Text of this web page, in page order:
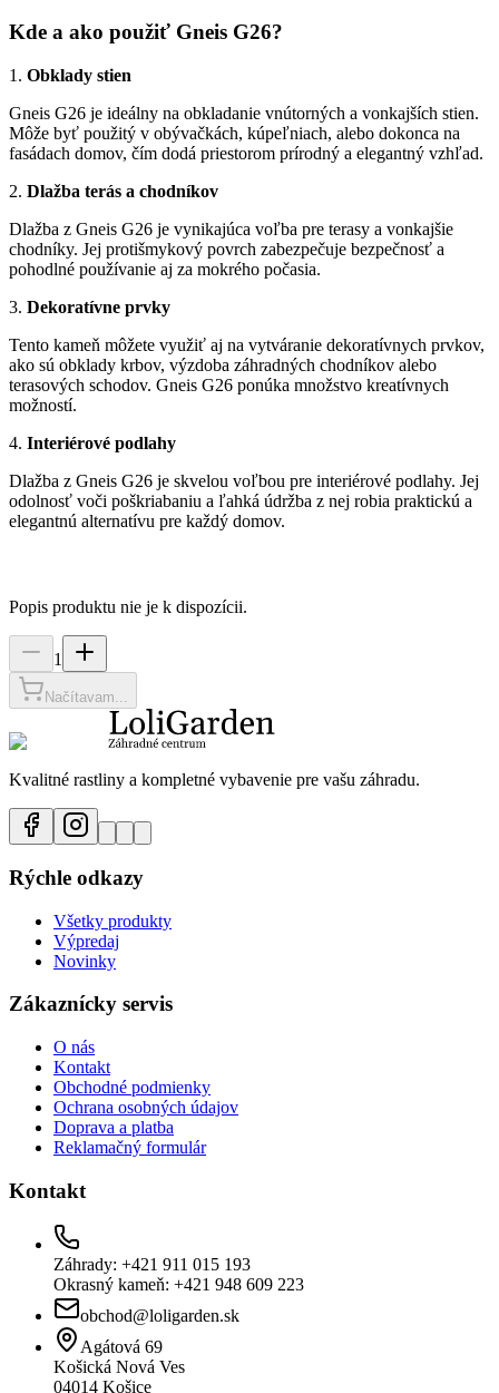
Kde a ako použiť Gneis G26?
1. Obklady stien
Gneis G26 je ideálny na obkladanie vnútorných a vonkajších stien.
Môže byť použitý v obývačkách, kúpeľniach, alebo dokonca na
fasádach domov, čím dodá priestorom prírodný a elegantný vzhľad.
2. Dlažba terás a chodníkov
Dlažba z Gneis G26 je vynikajúca voľba pre terasy a vonkajšie
chodníky. Jej protišmykový povrch zabezpečuje bezpečnosť a
pohodlné používanie aj za mokrého počasia.
3. Dekoratívne prvky
Tento kameň môžete využiť aj na vytváranie dekoratívnych prvkov,
ako sú obklady krbov, výzdoba záhradných chodníkov alebo
terasových schodov. Gneis G26 ponúka množstvo kreatívnych
možností.
4. Interiérové podlahy
Dlažba z Gneis G26 je skvelou voľbou pre interiérové podlahy. Jej
odolnosť voči poškriabaniu a ľahká údržba z nej robia praktickú a
elegantnú alternatívu pre každý domov.
Popis produktu nie je k dispozícii.
1
Načítavam...
Kvalitné rastliny a kompletné vybavenie pre vašu záhradu.
Rýchle odkazy
Všetky produkty
Výpredaj
Novinky
Zákaznícky servis
O nás
Kontakt
Obchodné podmienky
Ochrana osobných údajov
Doprava a platba
Reklamačný formulár
Kontakt
Záhrady: +421 911 015 193
Okrasný kameň: +421 948 609 223
obchod@loligarden.sk
Agátová 69
Košická Nová Ves
04014 Košice